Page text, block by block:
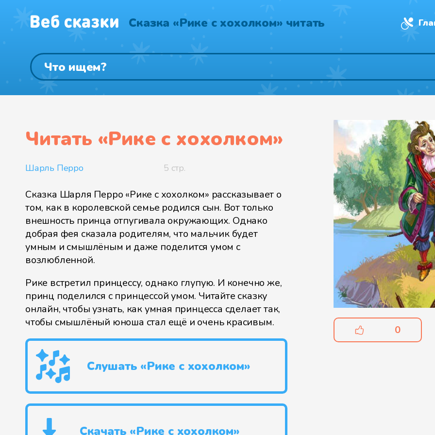
Сказка «Рике с хохолком» читать
Читать «Рике с хохолком»
Шарль Перро 5 стр.
Сказка Шарля Перро «Рике с хохолком» рассказывает о
том, как в королевской семье родился сын. Вот только
внешность принца отпугивала окружающих. Однако
добрая фея сказала родителям, что мальчик будет
умным и смышлёным и даже поделится умом с
возлюбленной.
Рике встретил принцессу, однако глупую. И конечно же,
принц поделился с принцессой умом. Читайте сказку
онлайн, чтобы узнать, как умная принцесса сделает так,
чтобы смышлёный юноша стал ещё и очень красивым.
Слушать «Рике с хохолком»
Скачать «Рике с хохолком»
0